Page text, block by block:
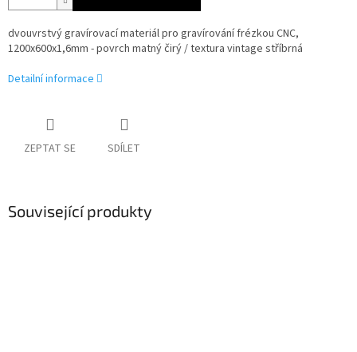
dvouvrstvý gravírovací materiál pro gravírování frézkou CNC,
1200x600x1,6mm - povrch matný čirý / textura vintage stříbrná
Detailní informace
ZEPTAT SE SDÍLET
Související produkty